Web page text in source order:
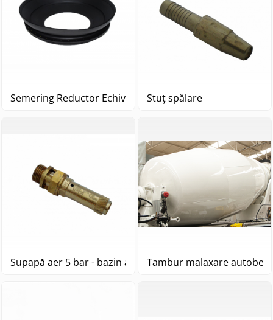
Semering Reductor Echivalent Sauer Danfoss
Stuț spălare
Supapă aer 5 bar - bazin apa Tambur malaxare